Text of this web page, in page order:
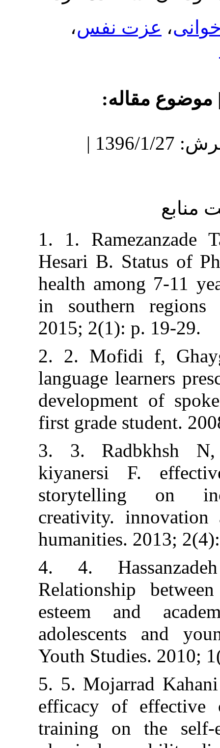
عزت نفس،
مقاله:
دریافت: 1395/9/8 | پذیرش: 1396/1/27 |
1. 1.
Hesari B.
health among
in southern
2015; 2(1): p.
2. 2. Mofidi
language
development
first grade
3. 3.
kiyanersi F.
storytelling
creativity.
humanities.
4. 4.
Relationship
esteem and
adolescents
Youth Studies.
5. 5. Mojarrad
efficacy of
training on